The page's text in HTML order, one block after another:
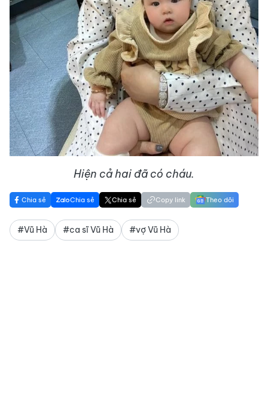
Hiện cả hai đã có cháu.
Chia sẻ Chia sẻ Chia sẻ Copy link Theo dõi
#Vũ Hà #ca sĩ Vũ Hà #vợ Vũ Hà